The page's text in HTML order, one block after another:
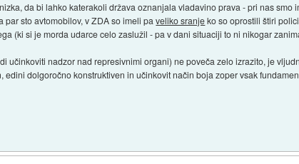
da bi lahko katerakoli država oznanjala vladavino prava - pri nas smo
par sto avtomobilov, v ZDA so imeli paveliko sranjeko so oprostili štiri
(ki si je morda udarce celo zaslužil - pa v dani situaciji to ni nikogar
učinkoviti nadzor nad represivnimi organi) ne poveča zelo izrazito, je
dolgoročno konstruktiven in učinkovit način boja zoper vsak